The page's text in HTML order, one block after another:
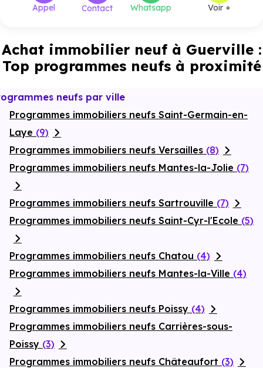
Appel Contact Whatsapp Voir +
Achat immobilier neuf à Guerville :
Top programmes neufs à proximité
neufs par ville
Programmes immobiliers neufs Saint-Germain-en-
Laye (9)
Programmes immobiliers neufs Versailles (8)
Programmes immobiliers neufs Mantes-la-Jolie (7)
Programmes immobiliers neufs Sartrouville (7)
Programmes immobiliers neufs Saint-Cyr-l'Ecole (5)
Programmes immobiliers neufs Chatou (4)
Programmes immobiliers neufs Mantes-la-Ville (4)
Programmes immobiliers neufs Poissy (4)
Programmes immobiliers neufs Carrières-sous-
Poissy (3)
Programmes immobiliers neufs Châteaufort (3)